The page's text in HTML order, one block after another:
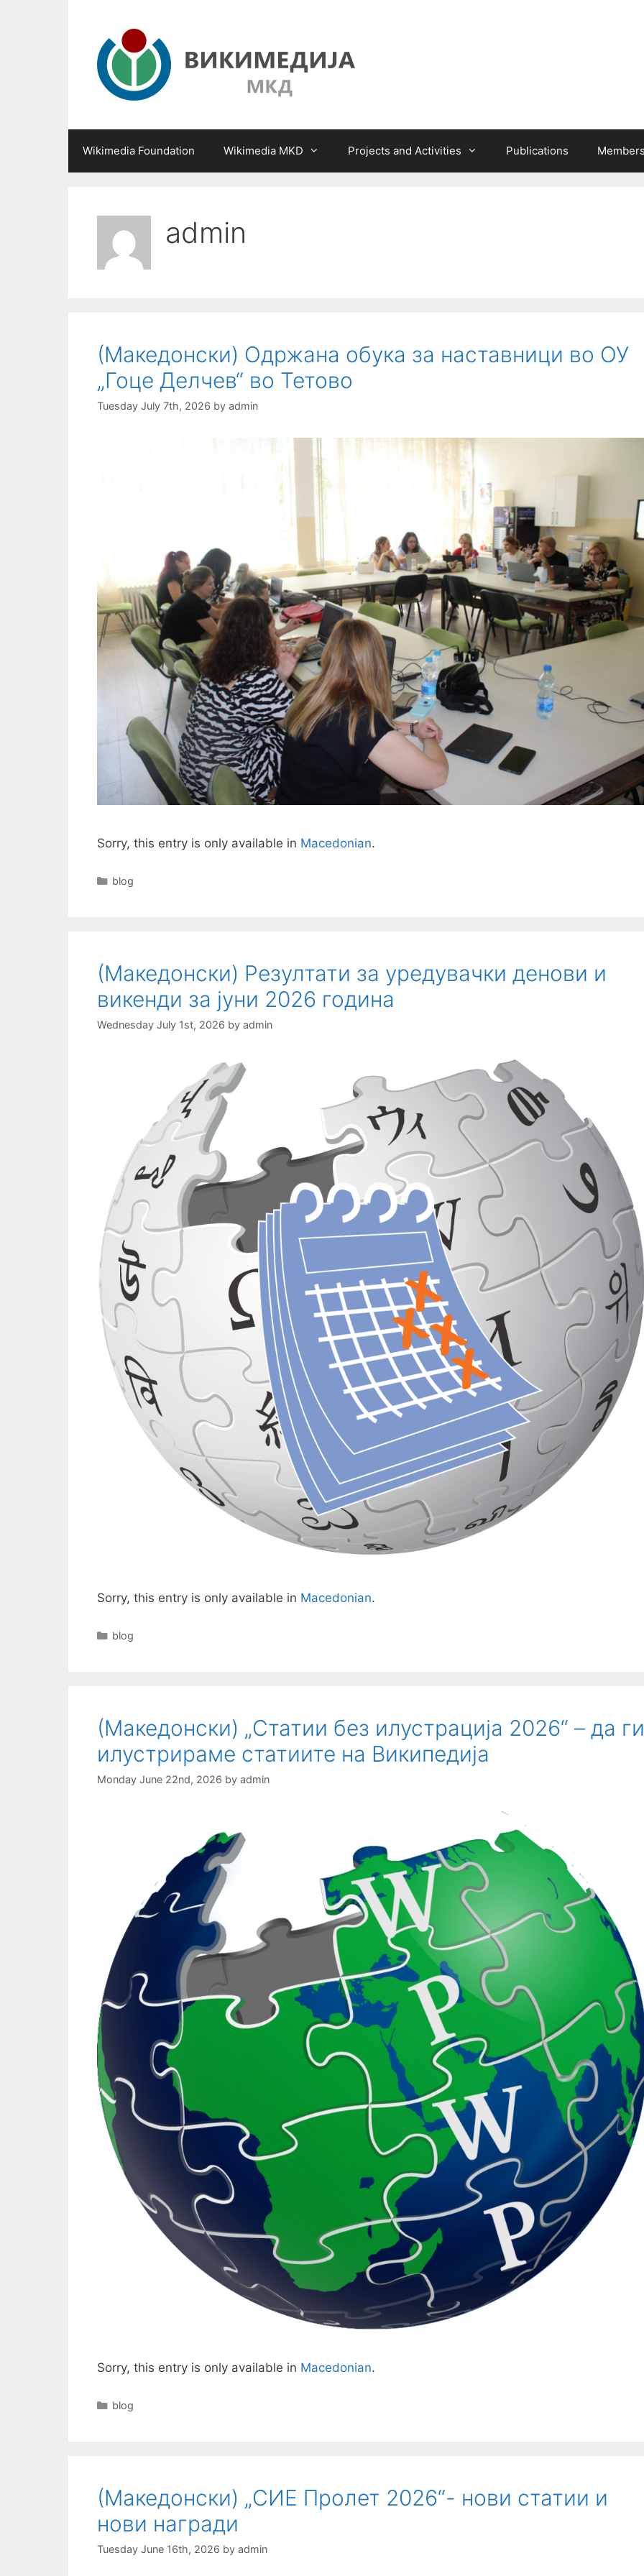
Wikimedia Foundation Wikimedia MKD Projects and Activities Publications
admin
(Македонски) Одржана обука за наставници во ОУ
„Гоце Делчев“ во Тетово
Tuesday July 7th, 2026 by admin
Sorry, this entry is only available in Macedonian.
Categories
blog
(Македонски) Резултати за уредувачки денови и
викенди за јуни 2026 година
Wednesday July 1st, 2026 by admin
Sorry, this entry is only available in Macedonian.
Categories
blog
(Македонски) „Статии без илустрација 2026“ – да ги
илустрираме статиите на Википедија
Monday June 22nd, 2026 by admin
Sorry, this entry is only available in Macedonian.
Categories
blog
(Македонски) „СИЕ Пролет 2026“- нови статии и
нови награди
Tuesday June 16th, 2026 by admin